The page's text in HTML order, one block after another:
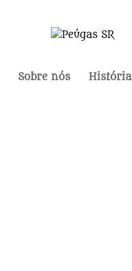
Sobre nós História